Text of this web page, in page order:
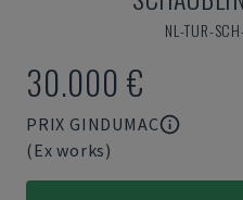
NL-TUR-
30.000 €
PRIX GINDUMAC
(Ex works)